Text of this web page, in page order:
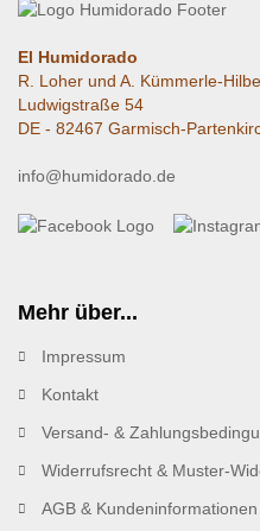
El Humidorado
R. Loher und A. Kümmerle-
Ludwigstraße 54
DE - 82467 Garmisch-
info@humidorado.de
Mehr über...
Impressum
Kontakt
Versand- &
Widerrufsrecht & Muster-
AGB & Kundeninformationen